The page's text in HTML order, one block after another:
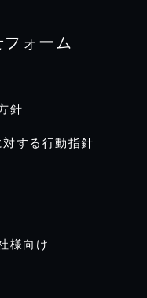
ォーム
針
する行動指針
様向け